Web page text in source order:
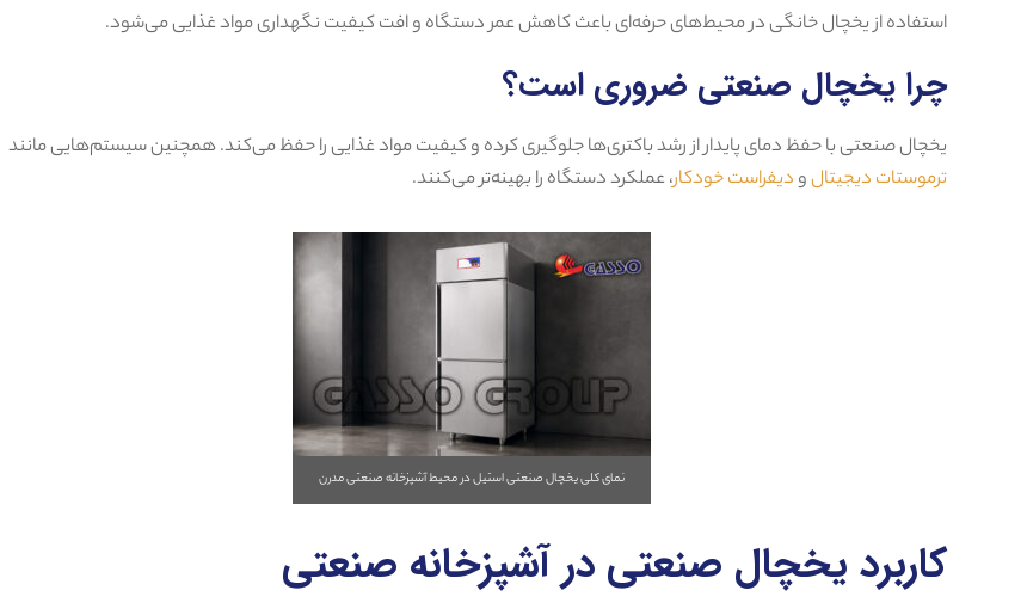
استفاده از یخچال خانگی در محیط‌های حرفه‌ای باعث کاهش عمر دستگاه و افت کیفیت نگهداری مواد غذایی می‌شود.
چرا یخچال صنعتی ضروری است؟
یخچال صنعتی با حفظ دمای پایدار از رشد باکتری‌ها جلوگیری کرده و کیفیت مواد غذایی را حفظ می‌کند. همچنین سیستم‌هایی مانند
ترموستات دیجیتالودیفراست خودکار، عملکرد دستگاه را بهینه‌تر می‌کنند.
نمای کلی یخچال صنعتی استیل در محیط آشپزخانه صنعتی مدرن
کاربرد یخچال صنعتی در آشپزخانه صنعتی